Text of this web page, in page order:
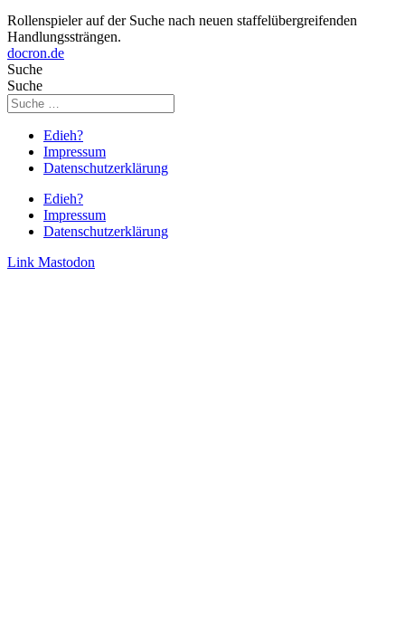
Rollenspieler auf der Suche nach neuen staffelübergreifenden
Handlungssträngen.
docron.de
Suche
Suche
Edieh?
Impressum
Datenschutzerklärung
Edieh?
Impressum
Datenschutzerklärung
Link Mastodon